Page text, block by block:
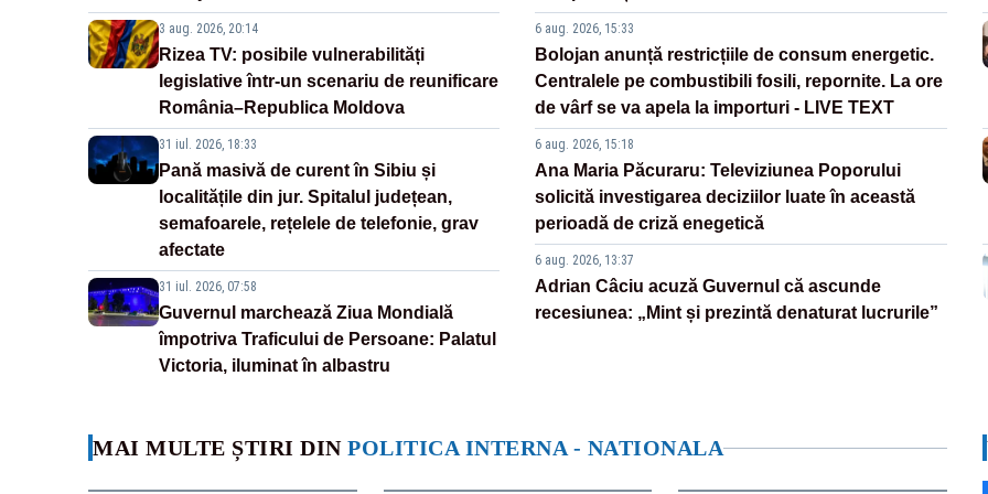
3 aug. 2026, 20:14
Rizea TV: posibile vulnerabilități
legislative într-un scenariu de reunificare
România–Republica Moldova
31 iul. 2026, 18:33
Pană masivă de curent în Sibiu și
localitățile din jur. Spitalul județean,
semafoarele, rețelele de telefonie, grav
afectate
31 iul. 2026, 07:58
Guvernul marchează Ziua Mondială
împotriva Traficului de Persoane: Palatul
Victoria, iluminat în albastru
6 aug. 2026, 15:33
Bolojan anunță restricțiile de consum energetic.
Centralele pe combustibili fosili, repornite. La ore
de vârf se va apela la importuri - LIVE TEXT
6 aug. 2026, 15:18
Ana Maria Păcuraru: Televiziunea Poporului
solicită investigarea deciziilor luate în această
perioadă de criză enegetică
6 aug. 2026, 13:37
Adrian Câciu acuză Guvernul că ascunde
recesiunea: „Mint și prezintă denaturat lucrurile”
MAI MULTE ȘTIRI DIN POLITICA INTERNA - NATIONALA